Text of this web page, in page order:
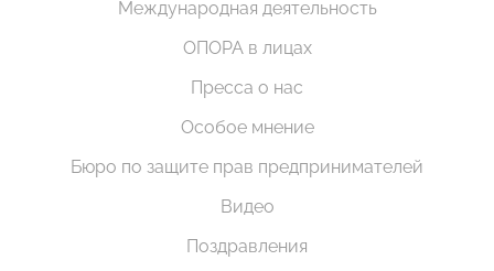
Международная деятельность
ОПОРА в лицах
Пресса о нас
Особое мнение
Бюро по защите прав предпринимателей
Видео
Поздравления